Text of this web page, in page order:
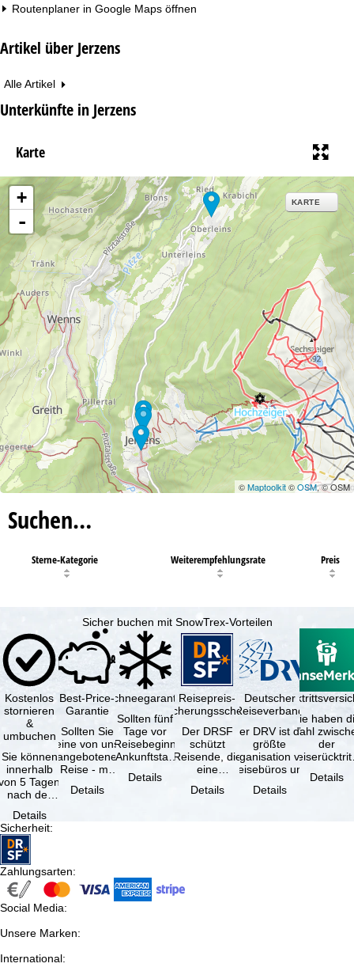
Routenplaner in Google Maps öffnen
Artikel über Jerzens
Alle Artikel
Unterkünfte in Jerzens
Karte
+
-
KARTE
©Maptoolkit©OSM, © OSM
Suchen…
Sterne-Kategorie Weiterempfehlungsrate Preis
Sicher buchen mit SnowTrex-Vorteilen
Kostenlos
stornieren
&
umbuchen
Sie können
innerhalb
5 Tagen
nach der
kostenfrei
…
Details
Best-Price-
Garantie
Sollten Sie
eine von uns
angebotene
Reise - mit
Verfügbarkeit
Details
Schneegarantie
Sollten fünf
Tage vor
Reisebeginn
(Ankunftstag)
aufgrund von
Schneemangel
Details
Reisepreis-
Sicherungsschein
Der DRSF
schützt
Reisende, die
eine
oder
Details
Deutscher
Reiseverband
Der DRV ist die
größte
Organisation von
Reisebüros und
Reiseveranstaltern
in …
Details
Sie haben
Wahl
der
(inklusive
Details
Sicherheit:
Zahlungsarten:
Social Media:
Unsere Marken:
International: